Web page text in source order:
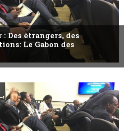
: Des étrangers, des
Le Gabon des